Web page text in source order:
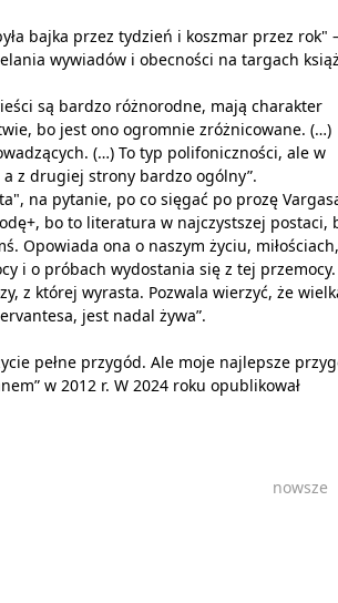
bajka przez tydzień i koszmar przez rok"
wywiadów i obecności na targach
są bardzo różnorodne, mają charakter
bo jest ono ogromnie zróżnicowane. (…)
(…) To typ polifoniczności, ale w
z drugiej strony bardzo ogólny”.
na pytanie, po co sięgać po prozę
bo to literatura w najczystszej postaci,
Opowiada ona o naszym życiu, miłościach,
i o próbach wydostania się z tej przemocy.
z której wyrasta. Pozwala wierzyć, że
jest nadal żywa”.
pełne przygód. Ale moje najlepsze
w 2012 r. W 2024 roku opublikował
nowsze